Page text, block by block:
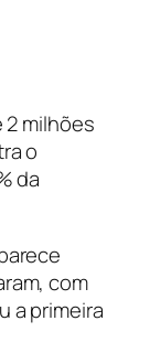
2 milhões
o
da
com
a primeira